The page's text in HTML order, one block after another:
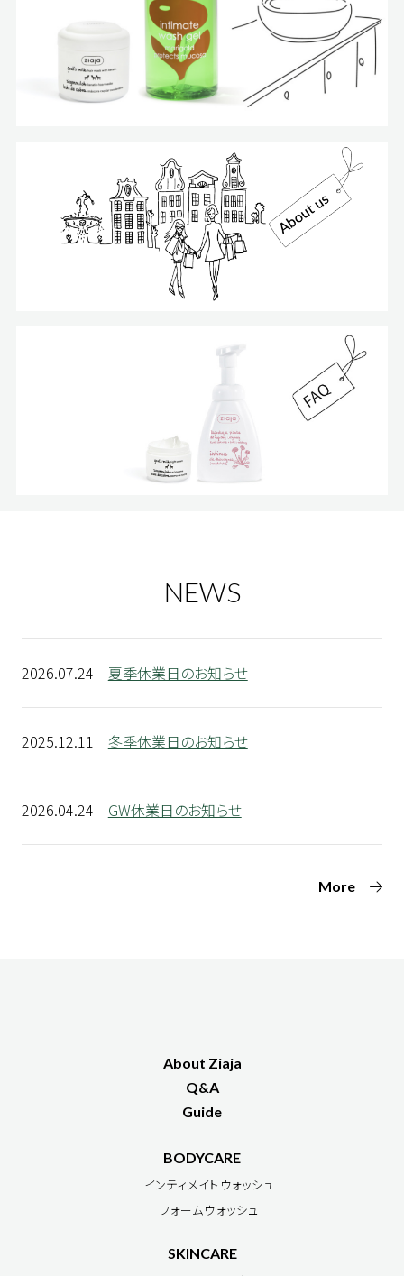
NEWS
2026.07.24 夏季休業日のお知らせ
2025.12.11 冬季休業日のお知らせ
2026.04.24 GW休業日のお知らせ
More
About Ziaja
Q&A
Guide
BODYCARE
インティメイトウォッシュ
フォームウォッシュ
SKINCARE